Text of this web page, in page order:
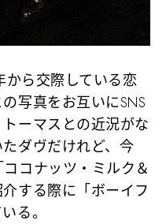
ら交際している恋
の写真をお互いにSNS
ーマスとの近況がな
ダヴだけれど、今
コナッツ・ミルク＆
する際に「ボーイフ
る。